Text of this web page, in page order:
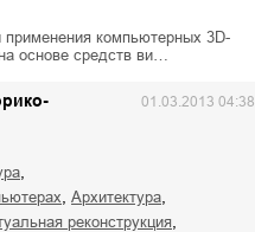
компьютерных 3D-
основе средств ви…
01.03.2013 04:38
архитектура
реконструкция